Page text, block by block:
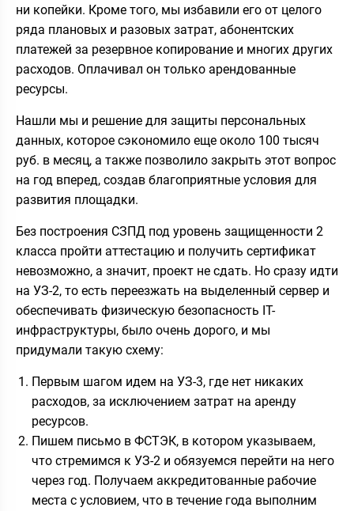
ни копейки. Кроме того, мы избавили его от целого
ряда плановых и разовых затрат, абонентских
платежей за резервное копирование и многих других
расходов. Оплачивал он только арендованные
ресурсы.
Нашли мы и решение для защиты персональных
данных, которое сэкономило еще около 100 тысяч
руб. в месяц, а также позволило закрыть этот вопрос
на год вперед, создав благоприятные условия для
развития площадки.
Без построения СЗПД под уровень защищенности 2
класса пройти аттестацию и получить сертификат
невозможно, а значит, проект не сдать. Но сразу идти
на УЗ-2, то есть переезжать на выделенный сервер и
обеспечивать физическую безопасность IT-
инфраструктуры, было очень дорого, и мы
придумали такую схему:
Первым шагом идем на УЗ-3, где нет никаких
расходов, за исключением затрат на аренду
ресурсов.
Пишем письмо в ФСТЭК, в котором указываем,
что стремимся к УЗ-2 и обязуемся перейти на него
через год. Получаем аккредитованные рабочие
места с условием, что в течение года выполним